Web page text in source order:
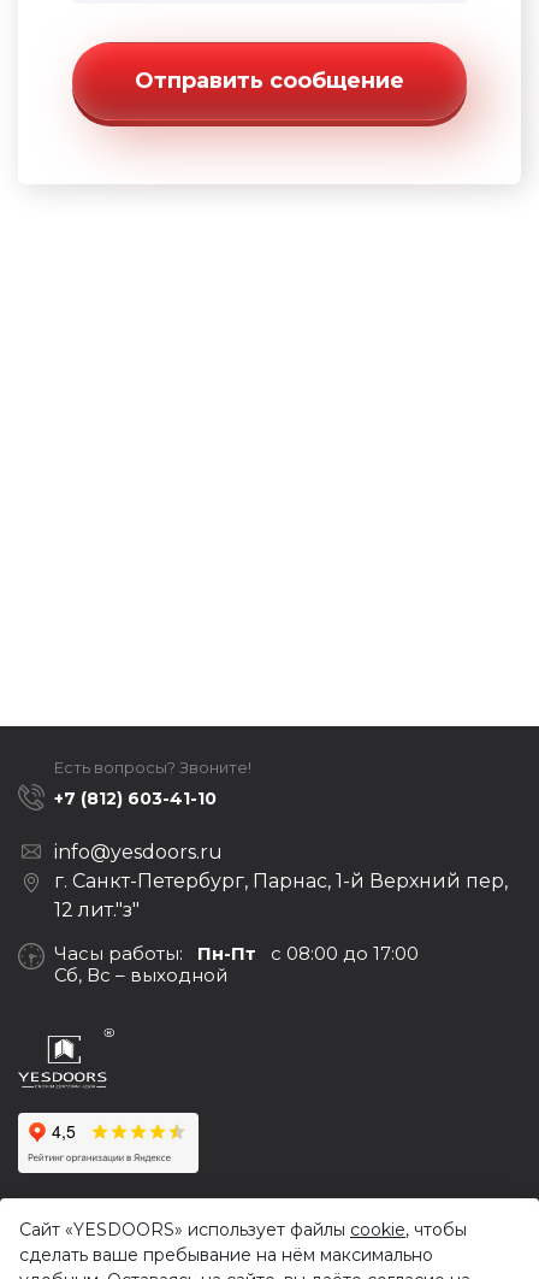
Отправить сообщение
© 2017-2026,Yesdoors — оптовая продажа дверей и
фурнитуры
Есть вопросы? Звоните!
+7 (812) 603-41-10
info@yesdoors.ru
г. Санкт-Петербург, Парнас, 1-й Верхний пер,
12 лит."з"
Часы работы: Пн-Пт с 08:00 до 17:00
Сб, Вс – выходной
Сайт «YESDOORS» использует файлы cookie, чтобы
сделать ваше пребывание на нём максимально